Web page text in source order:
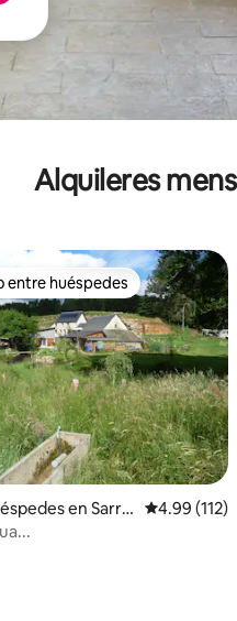
Alquileres
huéspedes preferido
entre huéspedes
en Sarro
Calificación
4.99 (112)